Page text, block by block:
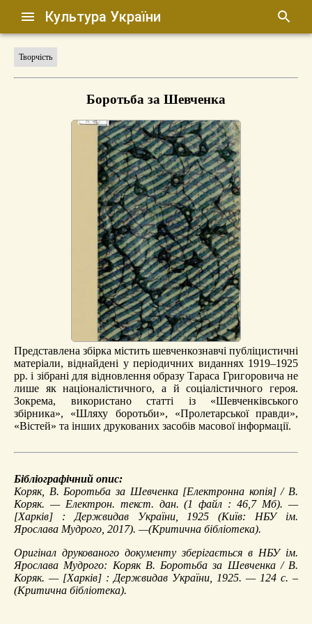
Культура України
Творчість
Боротьба за Шевченка
Представлена збірка містить шевченкознавчі публіцистичні
матеріали, віднайдені у періодичних виданнях 1919–1925
рр. і зібрані для відновлення образу Тараса Григоровича не
лише як націоналістичного, а й соціалістичного героя.
Зокрема, використано статті із «Шевченківського
збірника», «Шляху боротьби», «Пролетарської правди»,
«Вістей» та інших друкованих засобів масової інформації.
Бібліографічний опис:
Коряк, В. Боротьба за Шевченка[Електронна копія] / В.
Коряк. — Електрон. текст. дан. (1 файл : 46,7 Мб). —
[Харків] : Держвидав України, 1925 (Київ: НБУ ім.
Ярослава Мудрого, 2017). —(Критична бібліотека).
Оригінал друкованого документу зберігається в НБУ ім.
Ярослава Мудрого: Коряк В. Боротьба за Шевченка / В.
Коряк. — [Харків] : Держвидав України, 1925. — 124 с. –
(Критична бібліотека).